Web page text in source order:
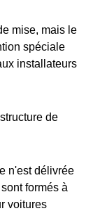
mise, mais le
spéciale
installateurs
de
n'est délivrée
formés à
voitures